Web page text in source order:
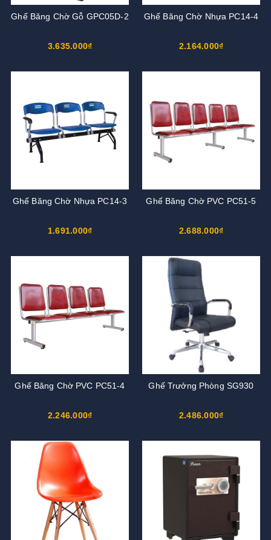
Ghế Băng Chờ Gỗ GPC05D-2
3.635.000₫
Ghế Băng Chờ Nhựa PC14-4
2.164.000₫
Ghế Băng Chờ Nhựa PC14-3
1.691.000₫
Ghế Băng Chờ PVC PC51-5
2.688.000₫
Ghế Băng Chờ PVC PC51-4
2.246.000₫
Ghế Trưởng Phòng SG930
2.486.000₫